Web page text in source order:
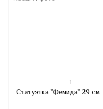
1
Статуэтка "Фемида" 29 см